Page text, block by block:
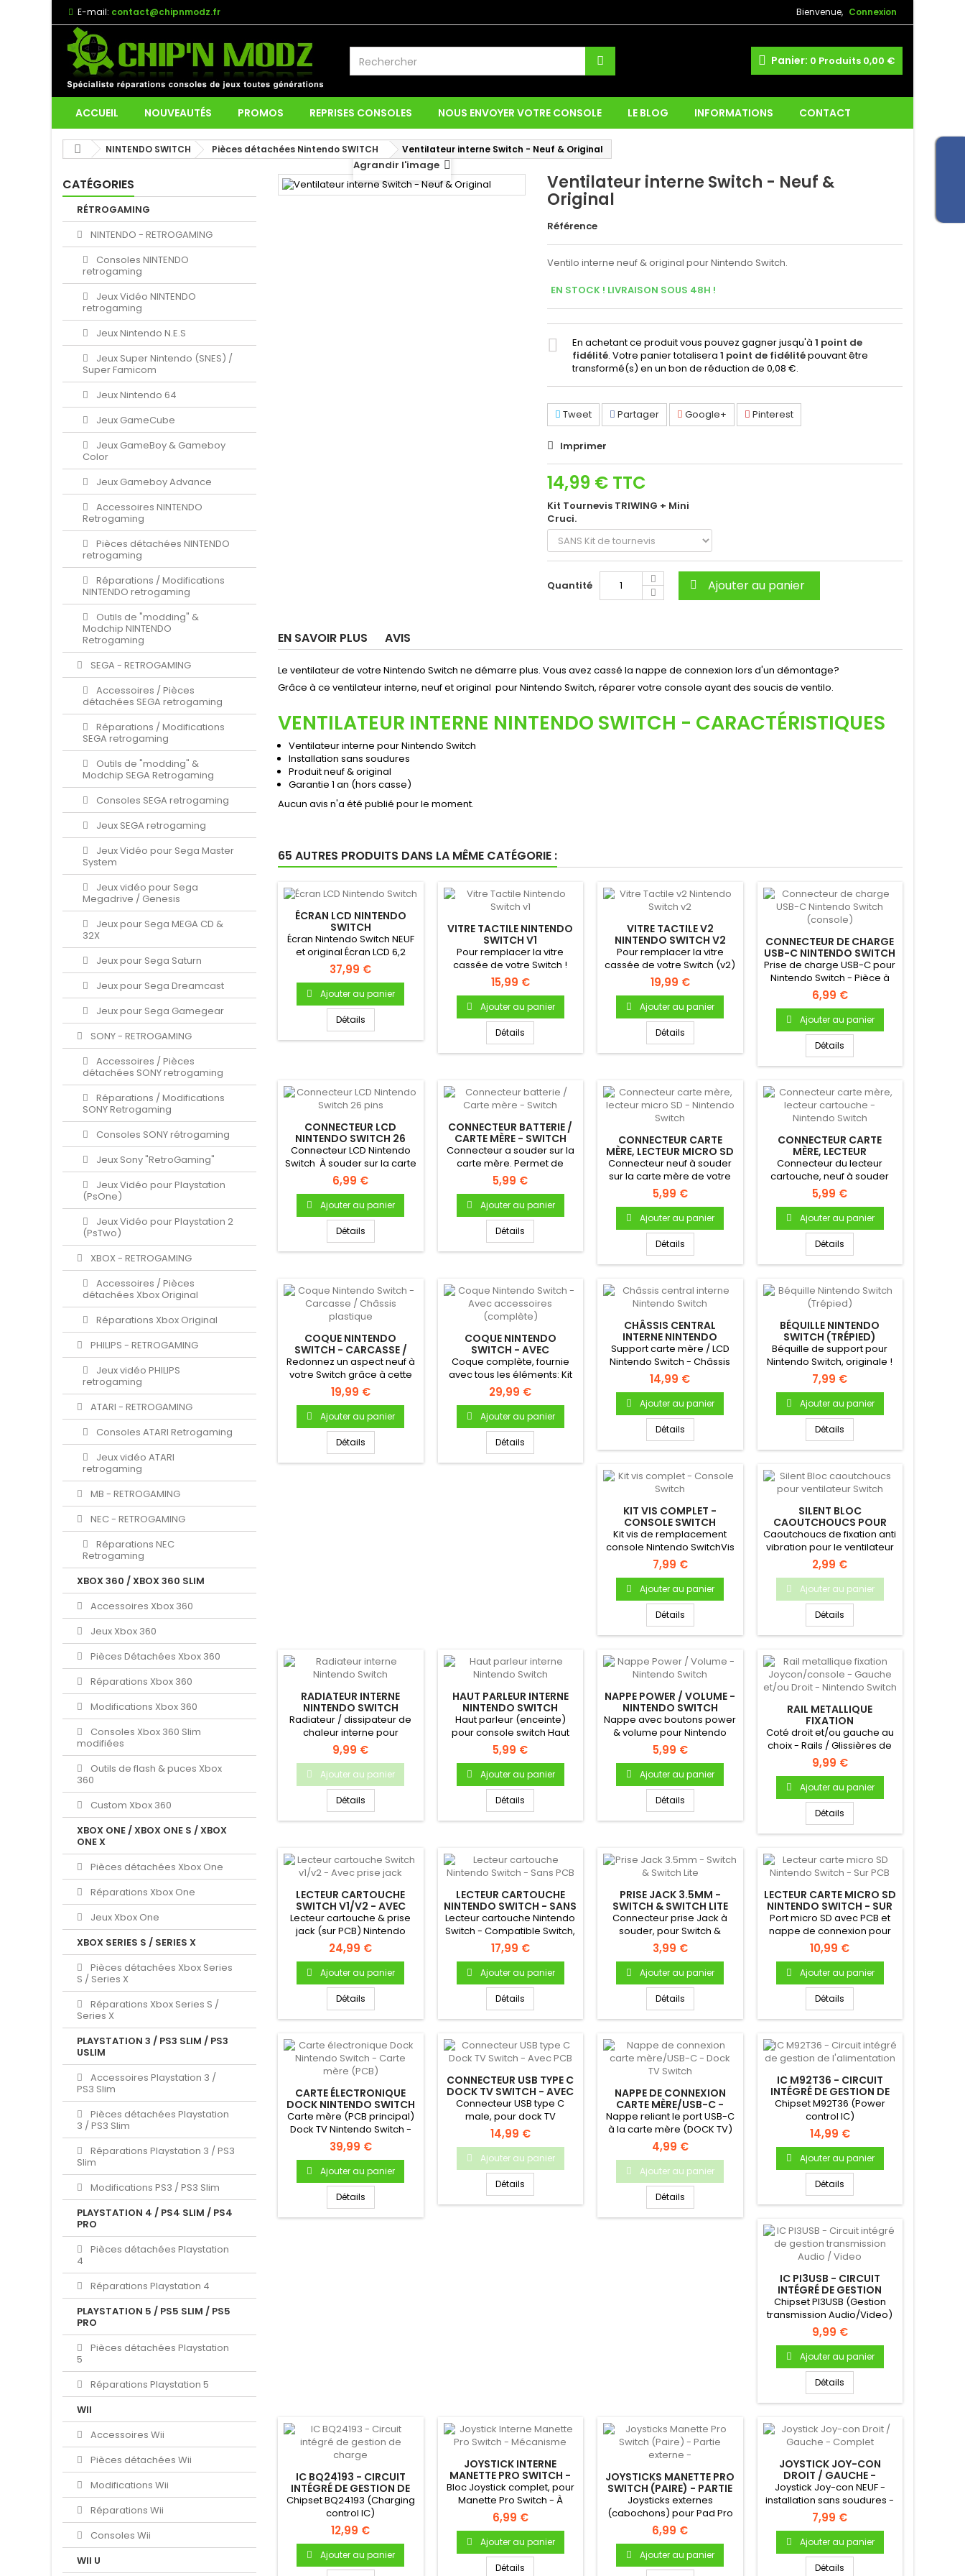
Bienvenue, Connexion
E-mail: contact@chipnmodz.fr
Panier: 0 Produits 0,00 €
ACCUEIL NOUVEAUTÉS PROMOS REPRISES CONSOLES NOUS ENVOYER VOTRE CONSOLE LE BLOG INFORMATIONS CONTACT
NINTENDO SWITCH Pièces détachées Nintendo SWITCH Ventilateur interne Switch - Neuf & Original
CATÉGORIES
RÉTROGAMING
NINTENDO - RETROGAMING
Consoles NINTENDO
retrogaming
Jeux Vidéo NINTENDO
retrogaming
Jeux Nintendo N.E.S
Jeux Super Nintendo (SNES) /
Super Famicom
Jeux Nintendo 64
Jeux GameCube
Jeux GameBoy & Gameboy
Color
Jeux Gameboy Advance
Accessoires NINTENDO
Retrogaming
Pièces détachées NINTENDO
retrogaming
Réparations / Modifications
NINTENDO retrogaming
Outils de "modding" &
Modchip NINTENDO
Retrogaming
SEGA - RETROGAMING
Accessoires / Pièces
détachées SEGA retrogaming
Réparations / Modifications
SEGA retrogaming
Outils de "modding" &
Modchip SEGA Retrogaming
Consoles SEGA retrogaming
Jeux SEGA retrogaming
Jeux Vidéo pour Sega Master
System
Jeux vidéo pour Sega
Megadrive / Genesis
Jeux pour Sega MEGA CD &
32X
Jeux pour Sega Saturn
Jeux pour Sega Dreamcast
Jeux pour Sega Gamegear
SONY - RETROGAMING
Accessoires / Pièces
détachées SONY retrogaming
Réparations / Modifications
SONY Retrogaming
Consoles SONY rétrogaming
Jeux Sony "RetroGaming"
Jeux Vidéo pour Playstation
(PsOne)
Jeux Vidéo pour Playstation 2
(PsTwo)
XBOX - RETROGAMING
Accessoires / Pièces
détachées Xbox Original
Réparations Xbox Original
PHILIPS - RETROGAMING
Jeux vidéo PHILIPS
retrogaming
ATARI - RETROGAMING
Consoles ATARI Retrogaming
Jeux vidéo ATARI
retrogaming
MB - RETROGAMING
NEC - RETROGAMING
Réparations NEC
Retrogaming
XBOX 360 / XBOX 360 SLIM
Accessoires Xbox 360
Jeux Xbox 360
Pièces Détachées Xbox 360
Réparations Xbox 360
Modifications Xbox 360
Consoles Xbox 360 Slim
modifiées
Outils de flash & puces Xbox
360
Custom Xbox 360
XBOX ONE / XBOX ONE S / XBOX
ONE X
Pièces détachées Xbox One
Réparations Xbox One
Jeux Xbox One
XBOX SERIES S / SERIES X
Pièces détachées Xbox Series
S / Series X
Réparations Xbox Series S /
Series X
PLAYSTATION 3 / PS3 SLIM / PS3
USLIM
Accessoires Playstation 3 /
PS3 Slim
Pièces détachées Playstation
3 / PS3 Slim
Réparations Playstation 3 / PS3
Slim
Modifications PS3 / PS3 Slim
PLAYSTATION 4 / PS4 SLIM / PS4
PRO
Pièces détachées Playstation
4
Réparations Playstation 4
PLAYSTATION 5 / PS5 SLIM / PS5
PRO
Pièces détachées Playstation
5
Réparations Playstation 5
WII
Accessoires Wii
Pièces détachées Wii
Modifications Wii
Réparations Wii
Consoles Wii
WII U
Agrandir l'image
Ventilateur interne Switch - Neuf &
Original
Référence
Ventilo interne neuf & original pour Nintendo Switch.
EN STOCK ! LIVRAISON SOUS 48H !
En achetant ce produit vous pouvez gagner jusqu'à1 point de
fidélité. Votre panier totalisera1 point de fidélitépouvant être
transformé(s) en un bon de réduction de0,08 €.
Tweet Partager Google+ Pinterest
Imprimer
14,99 € TTC
Kit Tournevis TRIWING + Mini
Cruci.
Quantité Ajouter au panier
EN SAVOIR PLUS AVIS
Le ventilateur de votre Nintendo Switch ne démarre plus. Vous avez cassé la nappe de connexion lors d'un démontage?
Grâce à ce ventilateur interne, neuf et original pour Nintendo Switch, réparer votre console ayant des soucis de ventilo.
VENTILATEUR INTERNE NINTENDO SWITCH - CARACTÉRISTIQUES
Ventilateur interne pour Nintendo Switch
Installation sans soudures
Produit neuf & original
Garantie 1 an (hors casse)
Aucun avis n'a été publié pour le moment.
65 AUTRES PRODUITS DANS LA MÊME CATÉGORIE :
ÉCRAN LCD NINTENDO
SWITCH
Écran Nintendo Switch NEUF
et original Écran LCD 6,2
pouces Neuf &...
37,99 €
Ajouter au panier
Détails
VITRE TACTILE NINTENDO
SWITCH V1
Pour remplacer la vitre
cassée de votre Switch !
Tactile de remplacement
NEUF...
15,99 €
Ajouter au panier
Détails
VITRE TACTILE V2
NINTENDO SWITCH V2
Pour remplacer la vitre
cassée de votre Switch (v2)
! Tactile de remplacement...
19,99 €
Ajouter au panier
Détails
CONNECTEUR DE CHARGE
USB-C NINTENDO SWITCH
(CONSOLE)
Prise de charge USB-C pour
Nintendo Switch - Pièce à
souder sur la carte mère...
6,99 €
Ajouter au panier
Détails
CONNECTEUR LCD
NINTENDO SWITCH 26
PINS
Connecteur LCD Nintendo
Switch À souder sur la carte
mère de votre console...
6,99 €
Ajouter au panier
Détails
CONNECTEUR BATTERIE /
CARTE MÈRE - SWITCH
Connecteur a souder sur la
carte mère. Permet de
connecter la batterie à la...
5,99 €
Ajouter au panier
Détails
CONNECTEUR CARTE
MÈRE, LECTEUR MICRO SD
- NINTENDO SWITCH
Connecteur neuf à souder
sur la carte mère de votre
Nintendo Switch
5,99 €
Ajouter au panier
Détails
CONNECTEUR CARTE
MÈRE, LECTEUR
CARTOUCHE - NINTENDO
SWITCH
Connecteur du lecteur
cartouche, neuf à souder
sur la carte mère de votre...
5,99 €
Ajouter au panier
Détails
COQUE NINTENDO
SWITCH - CARCASSE /
CHÂSSIS PLASTIQUE
Redonnez un aspect neuf à
votre Switch grâce à cette
coque de remplacement...
19,99 €
Ajouter au panier
Détails
COQUE NINTENDO
SWITCH - AVEC
ACCESSOIRES
(COMPLÈTE)
Coque complète, fournie
avec tous les éléments: Kit
vis, béquille, boutons,...
29,99 €
Ajouter au panier
Détails
CHÂSSIS CENTRAL
INTERNE NINTENDO
SWITCH
Support carte mère / LCD
Nintendo Switch - Châssis
central interne (Middle...
14,99 €
Ajouter au panier
Détails
BÉQUILLE NINTENDO
SWITCH (TRÉPIED)
Béquille de support pour
Nintendo Switch, originale !
Se clipse à l'arrière...
7,99 €
Ajouter au panier
Détails
KIT VIS COMPLET -
CONSOLE SWITCH
Kit vis de remplacement
console Nintendo SwitchVis
coque Vis carte mère Vis...
7,99 €
Ajouter au panier
Détails
SILENT BLOC
CAOUTCHOUCS POUR
VENTILATEUR SWITCH
Caoutchoucs de fixation anti
vibration pour le ventilateur
de la Nintendo Switch
2,99 €
Ajouter au panier
Détails
RADIATEUR INTERNE
NINTENDO SWITCH
Radiateur / dissipateur de
chaleur interne pour
Nintendo Switch.pièce
neuve...
9,99 €
Ajouter au panier
Détails
HAUT PARLEUR INTERNE
NINTENDO SWITCH
Haut parleur (enceinte)
pour console switch Haut
parleur interne Pour
console...
5,99 €
Ajouter au panier
Détails
NAPPE POWER / VOLUME -
NINTENDO SWITCH
Nappe avec boutons power
& volume pour Nintendo
Switch - Pièce neuve...
5,99 €
Ajouter au panier
Détails
RAIL METALLIQUE
FIXATION
JOYCON/CONSOLE -
GAUCHE ET/OU DROIT -
NINTENDO SWITCH
Coté droit et/ou gauche au
choix - Rails / Glissières de
fixation Joy-con sur...
9,99 €
Ajouter au panier
Détails
LECTEUR CARTOUCHE
SWITCH V1/V2 - AVEC
PRISE JACK
Lecteur cartouche & prise
jack (sur PCB) Nintendo
SwitchLecteur Switch...
24,99 €
Ajouter au panier
Détails
LECTEUR CARTOUCHE
NINTENDO SWITCH - SANS
PCB
Lecteur cartouche Nintendo
Switch - Compatible Switch,
Switch Lite et Switch...
17,99 €
Ajouter au panier
Détails
PRISE JACK 3.5MM -
SWITCH & SWITCH LITE
Connecteur prise Jack à
souder, pour Switch &
Switch Lite
3,99 €
Ajouter au panier
Détails
LECTEUR CARTE MICRO SD
NINTENDO SWITCH - SUR
PCB
Port micro SD avec PCB et
nappe de connexion pour
Nintendo Switch - Neuf...
10,99 €
Ajouter au panier
Détails
CARTE ÉLECTRONIQUE
DOCK NINTENDO SWITCH
- CARTE MÈRE (PCB)
Carte mère (PCB principal)
Dock TV Nintendo Switch -
Produit neuf & original
39,99 €
Ajouter au panier
Détails
CONNECTEUR USB TYPE C
DOCK TV SWITCH - AVEC
PCB
Connecteur USB type C
male, pour dock TV
Nintendo Switch
14,99 €
Ajouter au panier
Détails
NAPPE DE CONNEXION
CARTE MÈRE/USB-C -
DOCK TV SWITCH
Nappe reliant le port USB-C
à la carte mère (DOCK TV)
4,99 €
Ajouter au panier
Détails
IC M92T36 - CIRCUIT
INTÉGRÉ DE GESTION DE
L'ALIMENTATION
Chipset M92T36 (Power
control IC)
14,99 €
Ajouter au panier
Détails
IC PI3USB - CIRCUIT
INTÉGRÉ DE GESTION
TRANSMISSION AUDIO /
VIDEO
Chipset PI3USB (Gestion
transmission Audio/Video)
9,99 €
Ajouter au panier
Détails
IC BQ24193 - CIRCUIT
INTÉGRÉ DE GESTION DE
CHARGE
Chipset BQ24193 (Charging
control IC)
12,99 €
Ajouter au panier
JOYSTICK INTERNE
MANETTE PRO SWITCH -
MÉCANISME
Bloc Joystick complet, pour
Manette Pro Switch - À
souder sur la carte mère...
6,99 €
Ajouter au panier
Détails
JOYSTICKS MANETTE PRO
SWITCH (PAIRE) - PARTIE
EXTERNE -
Joysticks externes
(cabochons) pour Pad Pro
Switch - Produit neuf &
original
6,99 €
Ajouter au panier
JOYSTICK JOY-CON
DROIT / GAUCHE -
COMPLET
Joystick Joy-con NEUF -
installation sans soudures -
Complet, avec sa nappe...
7,99 €
Ajouter au panier
Détails